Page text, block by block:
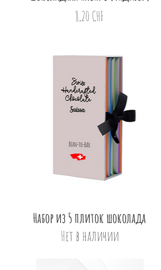
Цена
8,20 CHF
Быстрый просмотр
Набор из 5 плиток шоколада
Нет в наличии